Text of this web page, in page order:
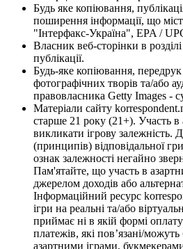
Будь яке копіювання,
поширення інформації, що
"Інтерфакс-Україна", EPA /
Власник веб-сторінки в
публікації.
Будь-яке копіювання, передрук
фотографічних творів та/або
правовласника Getty Images -
Матеріали сайту
старше 21 року (21+). Участь в
викликати ігрову залежність.
(принципів) відповідальної
ознак залежності негайно
Пам'ятайте, що участь в
джерелом доходів або
Інформаційний ресурс
ігри на реальні та/або
приймає ні в якій формі
платежів, які пов’язані/можуть
азартними іграми,